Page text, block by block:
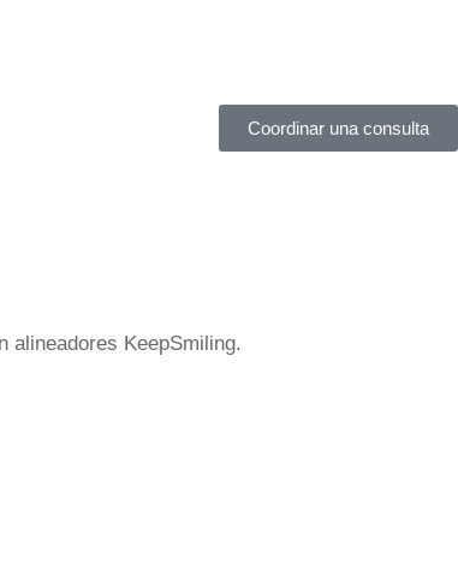
Coordinar una consulta
alineadores KeepSmiling.